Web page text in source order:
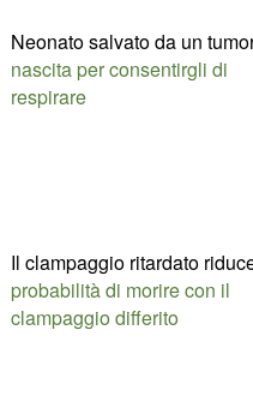
Neonato salvato da un
nascita per consentirgli di
respirare
Il clampaggio ritardato
probabilità di morire con il
clampaggio differito